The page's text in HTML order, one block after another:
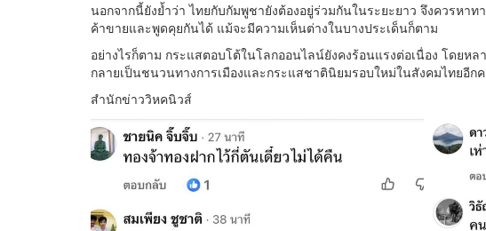
นอกจากนี้ยังย้ำว่า ไทยกับกัมพูชายังต้องอยู่ร่วมกันในระยะยาว จึงควรหา
ค้าขายและพูดคุยกันได้ แม้จะมีความเห็นต่างในบางประเด็นก็ตาม
อย่างไรก็ตาม กระแสตอบโต้ในโลกออนไลน์ยังคงร้อนแรงต่อเนื่อง โดยห
กลายเป็นชนวนทางการเมืองและกระแสชาตินิยมรอบใหม่ในสังคมไทยอีกค
สำนักข่าววิหคนิวส์